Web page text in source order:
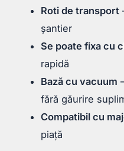
Roti de transport
șantier
Se poate fixa cu
rapidă
Bază cu vacuum
fără găurire
Compatibil cu
piață